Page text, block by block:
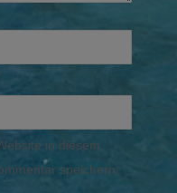
in diesem
speichern.